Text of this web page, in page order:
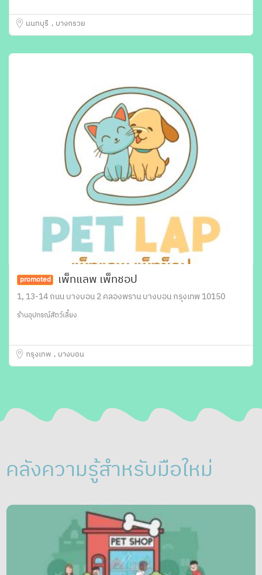
นนทบุรี บางกรวย
promoted เพ็ทแลพ เพ็ทชอป
1, 13-14 ถนน บางบอน 2 คลองพราน บางบอน กรุงเทพ 10150
ร้านอุปกรณ์สัตว์เลี้ยง
กรุงเทพ บางบอน
คลังความรู้สำหรับมือใหม่